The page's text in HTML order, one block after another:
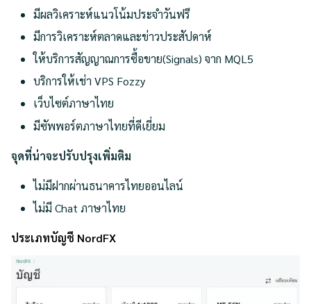
มีผลวิเคราะห์แนวโน้มประจำวันฟรี
มีการวิเคราะห์ตลาดและข่าวประสัปดาห์
ให้บริการสัญญาณการซื้อขาย(Signals) จาก MQL5
บริการให้เช่า VPS Fozzy
เว็บไซต์ภาษาไทย
มีซัพพอร์ตภาษาไทยที่ดีเยี่ยม
จุดที่น่าจะปรับปรุงเพิ่มติม
ไม่มีฝากผ่านธนาคารไทยออนไลน์
ไม่มี Chat ภาษาไทย
ประเภทบัญชี NordFX